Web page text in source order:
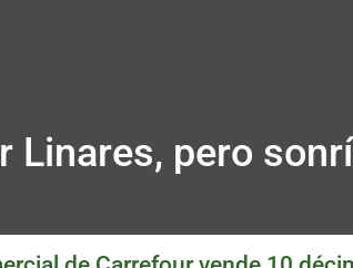
Linares, pero